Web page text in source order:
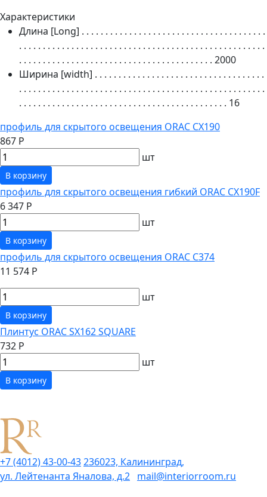
Характеристики
Длина [Long] . . . . . . . . . . . . . . . . . . . . . . . . . . . . . . . . . . . . . . .
. . . . . . . . . . . . . . . . . . . . . . . . . . . . . . . . . . . . . . . . . . . . . . . . . . . .
. . . . . . . . . . . . . . . . . . . . . . . . . . . . . . . . . . . . . . . . . 2000
Ширина [width] . . . . . . . . . . . . . . . . . . . . . . . . . . . . . . . . . . . .
. . . . . . . . . . . . . . . . . . . . . . . . . . . . . . . . . . . . . . . . . . . . . . . . . . . .
. . . . . . . . . . . . . . . . . . . . . . . . . . . . . . . . . . . . . . . . . . . . 16
профиль для скрытого освещения ORAC CX190
867 Р
шт
В корзину
профиль для скрытого освещения гибкий ORAC CX190F
6 347 Р
шт
В корзину
профиль для скрытого освещения ORAC C374
11 574 Р
шт
В корзину
Плинтус ORAC SX162 SQUARE
732 Р
шт
В корзину
+7 (4012) 43-00-43236023, Калининград,
ул. Лейтенанта Яналова, д.2 mail@interiorroom.ru